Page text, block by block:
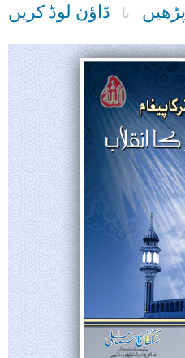
پڑھیں یا ڈاؤن لوڈ کریں